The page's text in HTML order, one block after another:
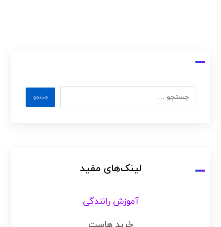
لینک‌های مفید
آموزش رانندگی